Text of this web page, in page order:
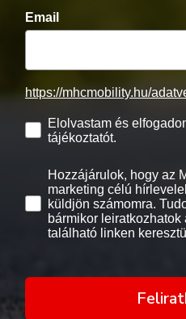
Email
https://mhcmobility.hu/
Elolvastam és
tájékoztatót.
Hozzájárulok, hogy az
marketing célú
küldjön számomra.
bármikor
található linken